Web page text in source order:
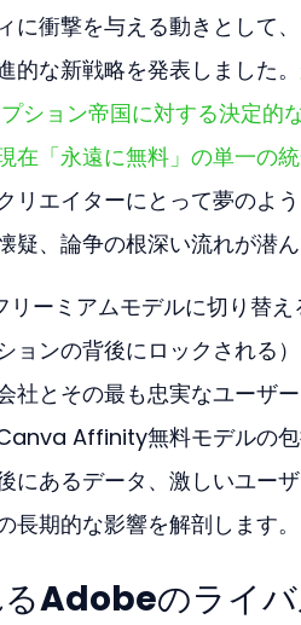
に衝撃を与える動きとし
的な新戦略を発表しました。
ション帝国に対する決定的
在「永遠に無料」の単一の
リエイターにとって夢のよ
疑、論争の根深い流れが潜ん
ーミアムモデルに切り替え
ョンの背後にロックされる
社とその最も忠実なユーザ
Affinity無料モデルの
にあるデータ、激しいユー
長期的な影響を解剖します。
るAdobeのライ